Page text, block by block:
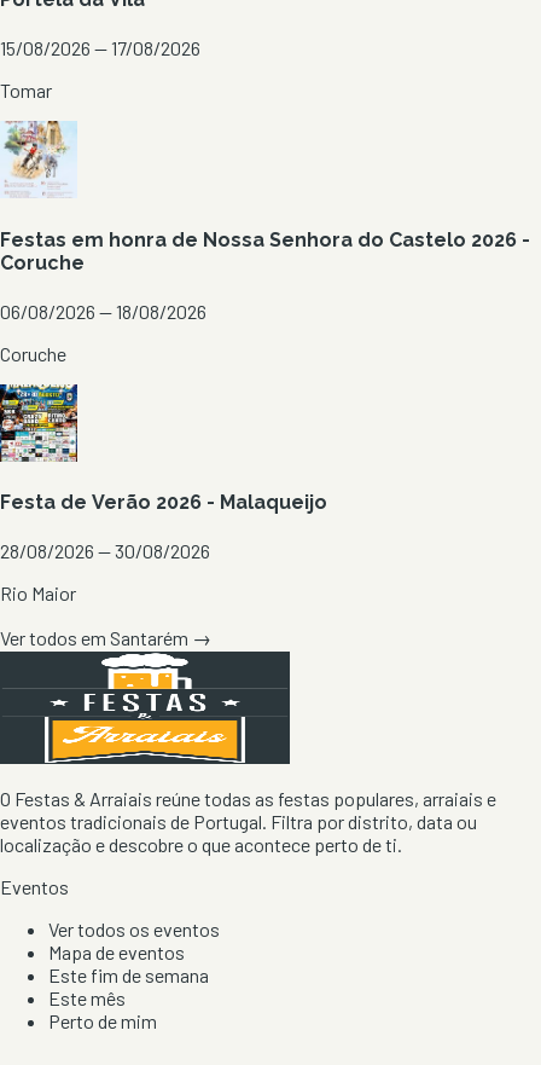
15/08/2026 — 17/08/2026
Tomar
Festas em honra de Nossa Senhora do Castelo 2026 -
Coruche
06/08/2026 — 18/08/2026
Coruche
Festa de Verão 2026 - Malaqueijo
28/08/2026 — 30/08/2026
Rio Maior
Ver todos em Santarém →
O Festas & Arraiais reúne todas as festas populares, arraiais e
eventos tradicionais de Portugal. Filtra por distrito, data ou
localização e descobre o que acontece perto de ti.
Eventos
Ver todos os eventos
Mapa de eventos
Este fim de semana
Este mês
Perto de mim